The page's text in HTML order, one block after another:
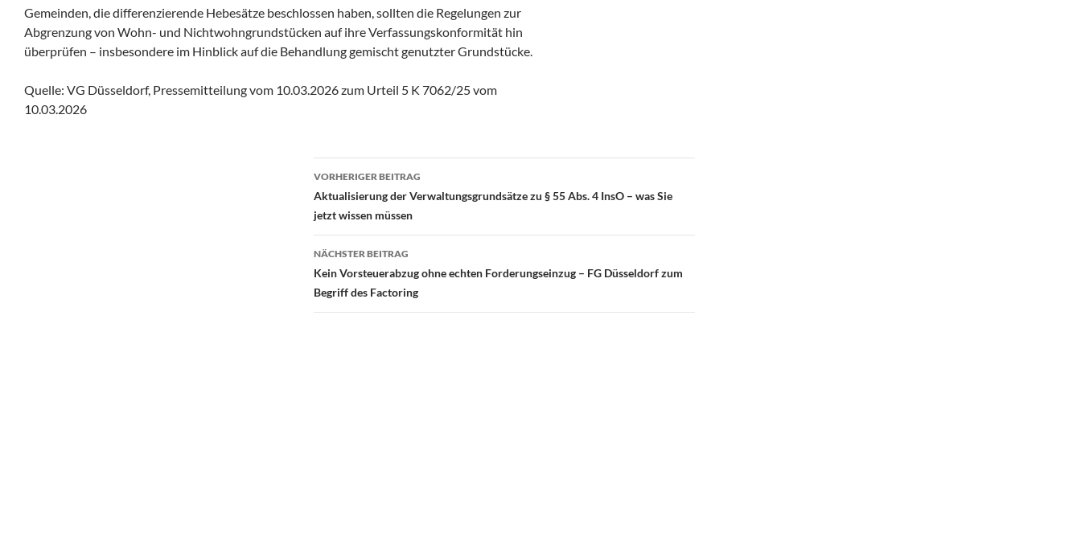
Gemeinden, die differenzierende Hebesätze beschlossen haben, sollten die Regelungen zur
Abgrenzung von Wohn- und Nichtwohngrundstücken auf ihre Verfassungskonformität hin
überprüfen – insbesondere im Hinblick auf die Behandlung gemischt genutzter Grundstücke.
Quelle: VG Düsseldorf, Pressemitteilung vom 10.03.2026 zum Urteil 5 K 7062/25 vom
10.03.2026
Beitragsnavigation
VORHERIGER BEITRAG
Aktualisierung der Verwaltungsgrundsätze zu § 55 Abs. 4 InsO – was Sie
jetzt wissen müssen
NÄCHSTER BEITRAG
Kein Vorsteuerabzug ohne echten Forderungseinzug – FG Düsseldorf zum
Begriff des Factoring